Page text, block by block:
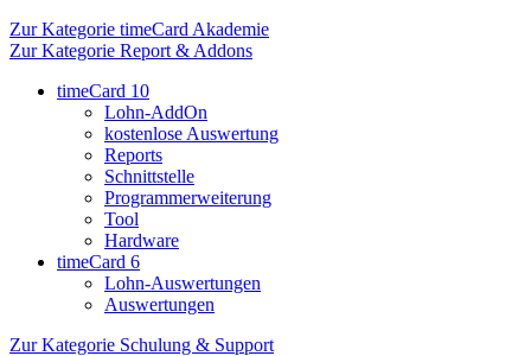
Zur Kategorie timeCard Akademie
Zur Kategorie Report & Addons
timeCard 10
Lohn-AddOn
kostenlose Auswertung
Reports
Schnittstelle
Programmerweiterung
Tool
Hardware
timeCard 6
Lohn-Auswertungen
Auswertungen
Zur Kategorie Schulung & Support